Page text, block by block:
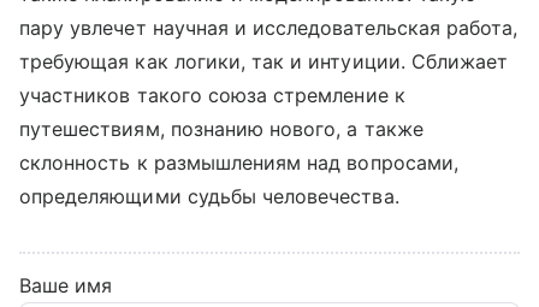
пару увлечет научная и исследовательская работа,
требующая как логики, так и интуиции. Сближает
участников такого союза стремление к
путешествиям, познанию нового, а также
склонность к размышлениям над вопросами,
определяющими судьбы человечества.
Ваше имя